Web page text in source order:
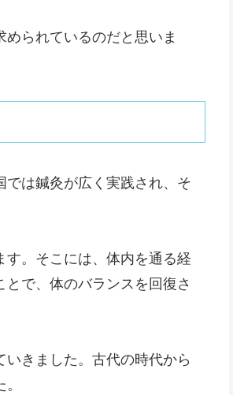
られているのだと思いま
は鍼灸が広く実践され、そ
。そこには、体内を通る経
で、体のバランスを回復さ
きました。古代の時代から